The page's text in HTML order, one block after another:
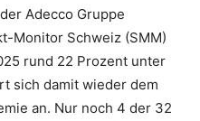
Adecco Gruppe
Monitor Schweiz (SMM)
rund 22 Prozent unter
sich damit wieder dem
an. Nur noch 4 der 32